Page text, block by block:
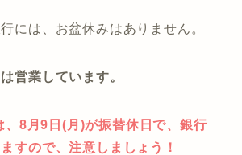
には、お盆休みはありません。
営業しています。
、8月9日(月)が振替休日で、銀行
すので、注意しましょう！